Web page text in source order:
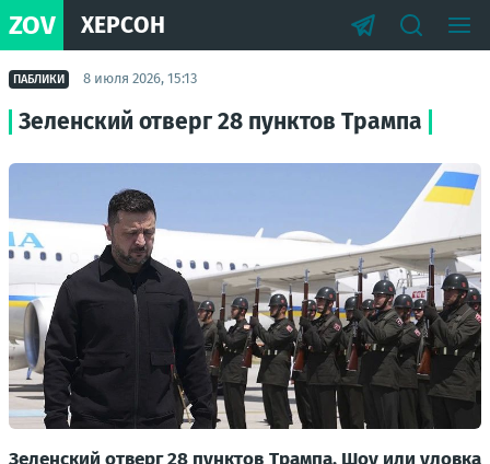
ZOV ХЕРСОН
ПАБЛИКИ 8 июля 2026, 15:13
Зеленский отверг 28 пунктов Трампа
Зеленский отверг 28 пунктов Трампа. Шоу или уловка